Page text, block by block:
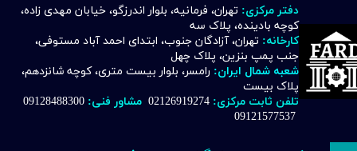
دفتر مرکزی: تهران، فرمانیه، بلوار اندرزگو، خیابان مهدی زاده،
کوچه بادینده، پلاک سه
کارخانه: تهران، آزادگان جنوب، ابتدای احمد آباد مستوفی،
جنب پمپ بنزین، پلاک چهل
شعبه شمال ایران: رامسر، بلوار بیست متری، کوچه شانزدهم،
پلاک بیست
تلفن ثابت مرکزی: 02126919274 مشاور فنی:
09121577537
حساب کاربری من
تغییر گذر واژه